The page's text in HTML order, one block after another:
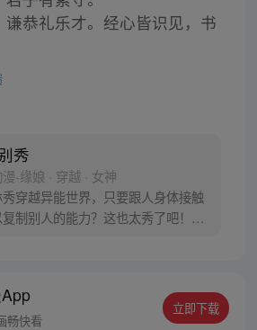
恭礼乐才。经心皆识见，书
秀
-缘娘 · 穿越 · 女神
穿越异能世界，只要跟人身体接触
制别人的能力？这也太秀了吧！从
畅快看
立即下载